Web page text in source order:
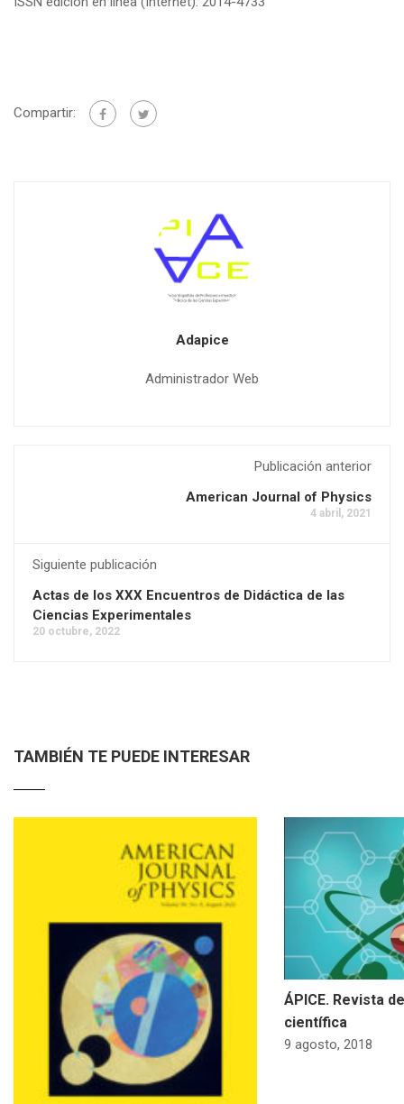
Compartir:
Adapice
Administrador Web
Publicación anterior
American Journal of Physics
4 abril, 2021
Siguiente publicación
Actas de los XXX Encuentros de Didáctica de las
Ciencias Experimentales
20 octubre, 2022
TAMBIÉN TE PUEDE INTERESAR
ÁPICE. Revista
científica
9 agosto, 2018